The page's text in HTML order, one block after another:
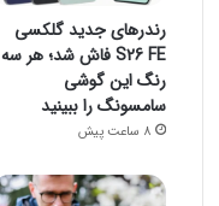
رندرهای جدید گلکسی
S26 FE فاش شد؛ هر سه
رنگ این گوشی
سامسونگ را ببینید
8 ساعت پیش